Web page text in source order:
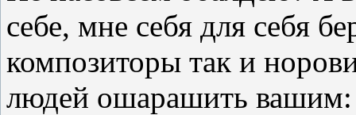
себе, мне себя для себя
композиторы так и
людей ошарашить вашим: